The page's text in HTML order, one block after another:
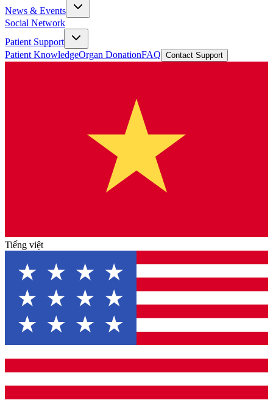
News & Events
Social Network
Patient Support
Patient KnowledgeOrgan DonationFAQ Contact Support
Tiếng việt